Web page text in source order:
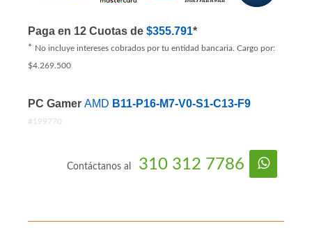
Paga en 12 Cuotas de $355.791*
* No incluye intereses cobrados por tu entidad bancaria. Cargo por:
$4.269.500
PC Gamer AMD B11-P16-M7-V0-S1-C13-F9
#199770
Contáctanos al 310 312 7786